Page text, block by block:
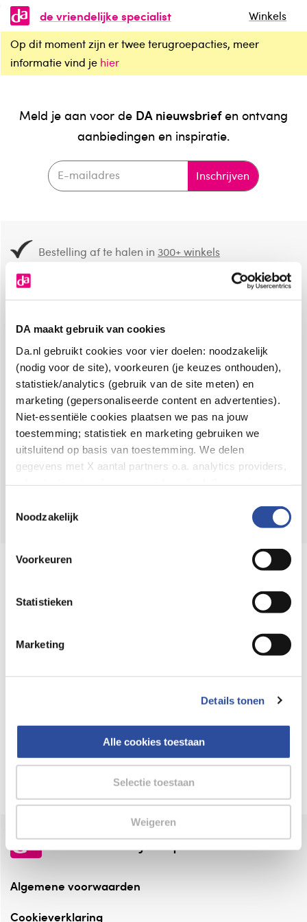
DA maakt gebruik van cookies
Da.nl gebruikt cookies voor vier doelen: noodzakelijk
(nodig voor de site), voorkeuren (je keuzes onthouden),
statistiek/analytics (gebruik van de site meten) en
marketing (gepersonaliseerde content en advertenties).
Niet-essentiële cookies plaatsen we pas na jouw
toestemming; statistiek en marketing gebruiken we
uitsluitend op basis van toestemming. We delen
gegevens met X aantal partners o.a. analytics providers,
en de bewaartermijnen per categorie. Je kunt je keuze op
gegevensverwerking staat in de
Privacyverklaring
Noodzakelijk
Voorkeuren
Statistieken
Marketing
Details tonen
Alle cookies toestaan
Selectie toestaan
Weigeren
de vriendelijke specialist
Winkels
Op dit moment zijn er twee terugroepacties, meer
informatie vind je hier
Meld je aan voor de DA nieuwsbriefen ontvang
aanbiedingen en inspiratie.
Inschrijven
Bestelling af te halen in300+ winkels
8.6 uit4.106 reviews
Over DA
Klantenservice
Assortiment
VolgDAop:
Online aanbieder medicijnen
webshop mag verkopen.
⁠Verantwoorde zorg, ⁠ook online.
Altijd onze folder bij de hand
Check onze folders ⁠bij AlleFolders.
de vriendelijke specialist
Algemene voorwaarden
Cookieverklaring